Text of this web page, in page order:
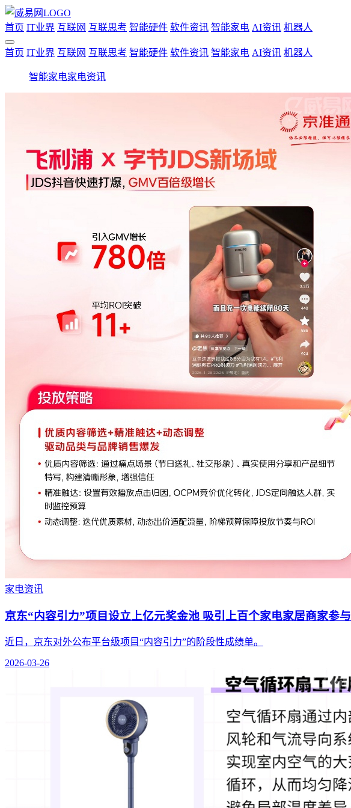
首页 IT业界 互联网 互联思考 智能硬件 软件资讯 智能家电 AI资讯 机器人
首页 IT业界 互联网 互联思考 智能硬件 软件资讯 智能家电 AI资讯 机器人
智能家电家电资讯
家电资讯
京东“内容引力”项目设立上亿元奖金池 吸引上百个家电家居商家参与
近日，京东对外公布平台级项目“内容引力”的阶段性成绩单。
2026-03-26